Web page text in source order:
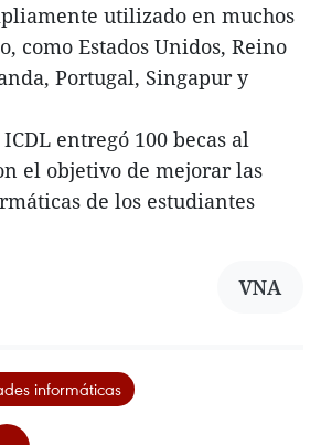
utilizado en muchos
como Estados Unidos, Reino
Portugal, Singapur y
entregó 100 becas al
el objetivo de mejorar las
de los estudiantes
VNA
informáticas